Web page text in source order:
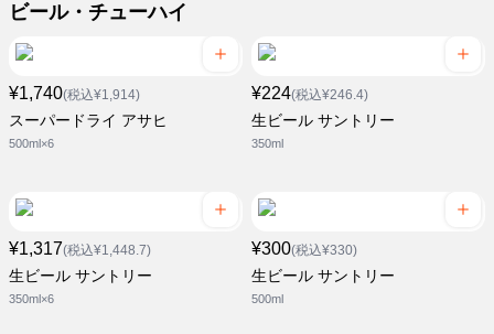
ビール・チューハイ
¥1,740(税込¥1,914)
スーパードライ アサヒ
500ml×6
¥224(税込¥246.4)
生ビール サントリー
350ml
¥1,317(税込¥1,448.7)
生ビール サントリー
350ml×6
¥300(税込¥330)
生ビール サントリー
500ml